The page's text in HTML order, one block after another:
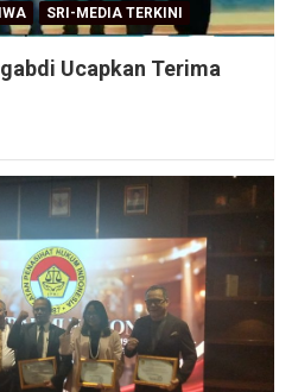
SRI-MEDIA TERKINI
Ucapkan Terima